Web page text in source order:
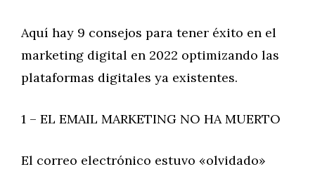
Aquí hay 9 consejos para tener éxito en el
marketing digital en 2022 optimizando las
plataformas digitales ya existentes.
1 – EL EMAIL MARKETING NO HA MUERTO
El correo electrónico estuvo «olvidado»